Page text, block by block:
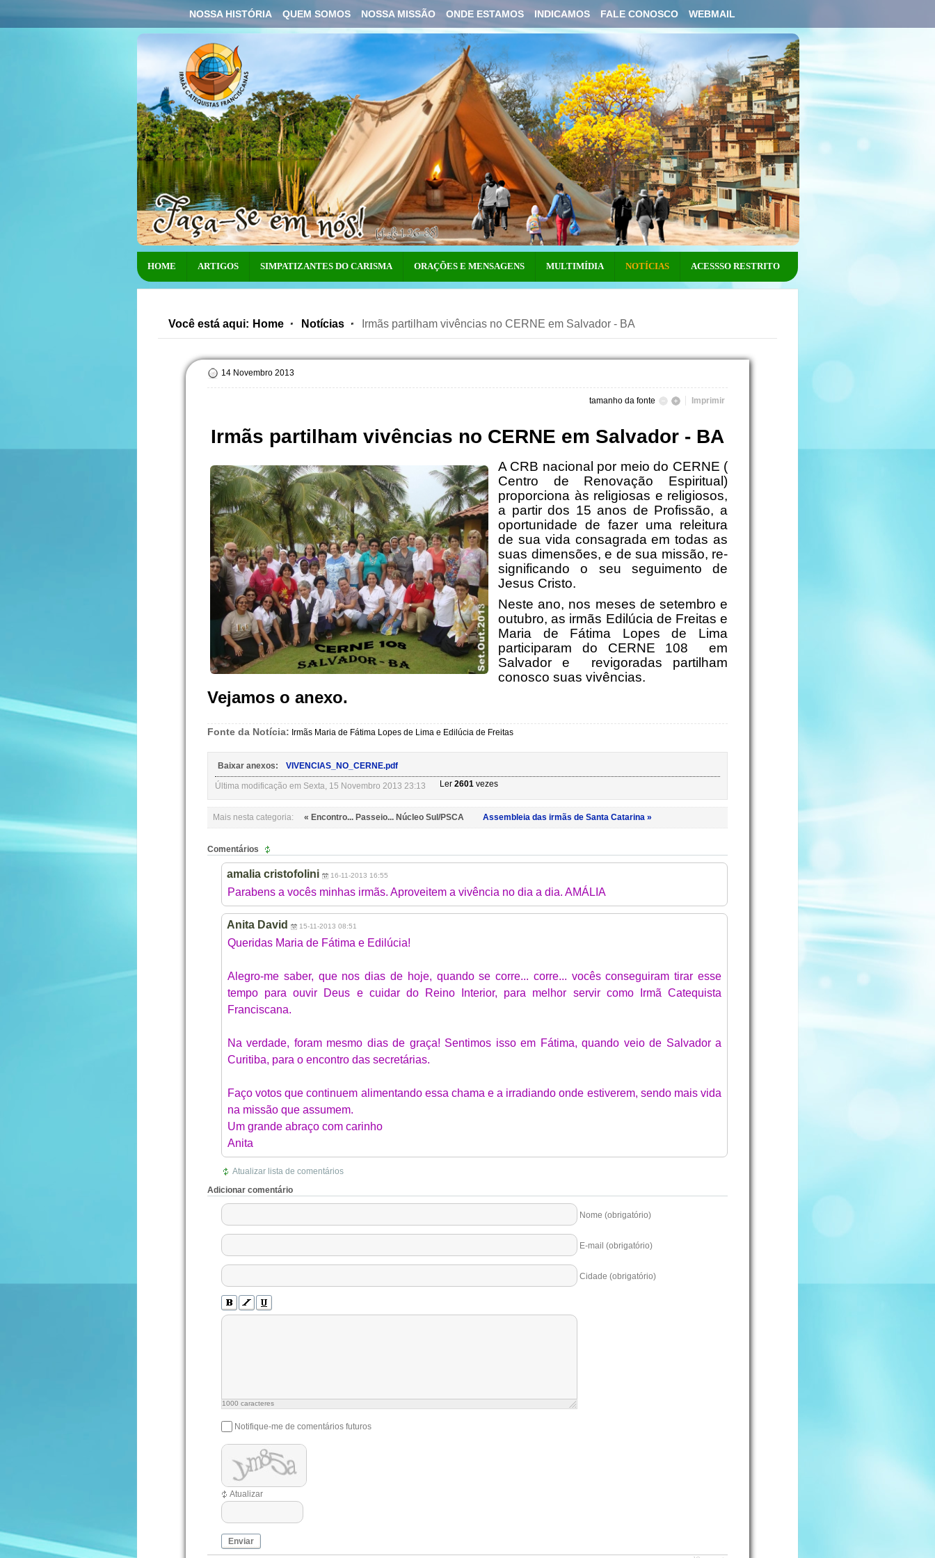
NOSSA HISTÓRIA QUEM SOMOS NOSSA MISSÃO ONDE ESTAMOS INDICAMOS FALE CONOSCO WEBMAIL
HOME ARTIGOS SIMPATIZANTES DO CARISMA ORAÇÕES E MENSAGENS MULTIMÍDIA NOTÍCIAS ACESSSO RESTRITO
Você está aqui: Home Notícias Irmãs partilham vivências no CERNE em Salvador - BA
14 Novembro 2013
tamanho da fonte Imprimir
Irmãs partilham vivências no CERNE em Salvador - BA
A CRB nacional por meio do CERNE (
Centro de Renovação Espiritual)
proporciona às religiosas e religiosos,
a partir dos 15 anos de Profissão, a
oportunidade de fazer uma releitura
de sua vida consagrada em todas as
suas dimensões, e de sua missão, re-
significando o seu seguimento de
Jesus Cristo.
Neste ano, nos meses de setembro e
outubro, as irmãs Edilúcia de Freitas e
Maria de Fátima Lopes de Lima
participaram do CERNE 108 em
Salvador e revigoradas partilham
conosco suas vivências.
Vejamos o anexo.
Fonte da Notícia: Irmãs Maria de Fátima Lopes de Lima e Edilúcia de Freitas
Baixar anexos:
VIVENCIAS_NO_CERNE.pdf
Ler 2601 vezes
Última modificação em Sexta, 15 Novembro 2013 23:13
Mais nesta categoria: « Encontro... Passeio... Núcleo Sul/PSCA Assembleia das irmãs de Santa Catarina »
Comentários
amalia cristofolini 16-11-2013 16:55
Parabens a vocês minhas irmãs. Aproveitem a vivência no dia a dia. AMÁLIA
Anita David 15-11-2013 08:51
Queridas Maria de Fátima e Edilúcia!
Alegro-me saber, que nos dias de hoje, quando se corre... corre... vocês conseguiram tirar esse
tempo para ouvir Deus e cuidar do Reino Interior, para melhor servir como Irmã Catequista
Franciscana.
Na verdade, foram mesmo dias de graça! Sentimos isso em Fátima, quando veio de Salvador a
Curitiba, para o encontro das secretárias.
Faço votos que continuem alimentando essa chama e a irradiando onde estiverem, sendo mais vida
na missão que assumem.
Um grande abraço com carinho
Anita
Atualizar lista de comentários
Adicionar comentário
Nome (obrigatório)
E-mail (obrigatório)
Cidade (obrigatório)
1000 caracteres
Notifique-me de comentários futuros
Atualizar
Enviar